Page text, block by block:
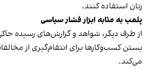
زنان استفاده کنند.
پلمب به مثابه ابزار فشار سیاسی
از طرف دیگر، شواهد و گزارش‌های رسیده
بستن کسب‌وکارها برای انتقام‌گیری از
می‌کند.